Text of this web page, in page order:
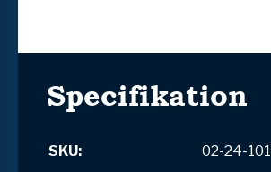
Specifikation
SKU:
02-24-101